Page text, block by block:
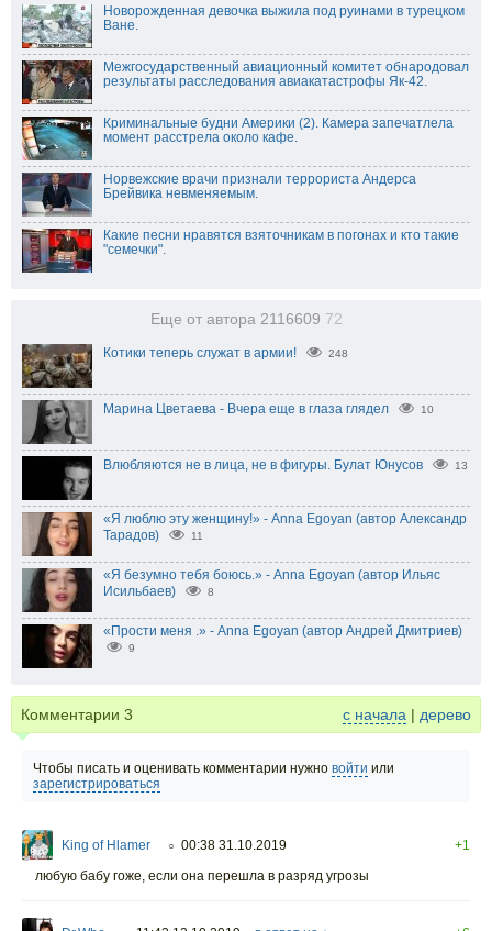
Новорожденная девочка выжила под руинами в турецком
Ване.
Межгосударственный авиационный комитет обнародовал
результаты расследования авиакатастрофы Як-42.
Криминальные будни Америки (2). Камера запечатлела
момент расстрела около кафе.
Норвежские врачи признали террориста Андерса
Брейвика невменяемым.
Какие песни нравятся взяточникам в погонах и кто такие
"семечки".
Еще от автора 2116609 72
Котики теперь служат в армии! 248
Марина Цветаева - Вчера еще в глаза глядел 10
Влюбляются не в лица, не в фигуры. Булат Юнусов 13
«Я люблю эту женщину!» - Anna Egoyan (автор Александр
Тарадов)
11
«Я безумно тебя боюсь.» - Anna Egoyan (автор Ильяс
Исильбаев)
8
«Прости меня .» - Anna Egoyan (автор Андрей Дмитриев)
9
Комментарии 3 с начала | дерево
Чтобы писать и оценивать комментарии нужно войти или
зарегистрироваться
King of Hlamer ○ 00:38 31.10.2019
+1
любую бабу гоже, если она перешла в разряд угрозы